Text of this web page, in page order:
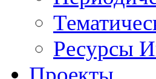
Ресурсы